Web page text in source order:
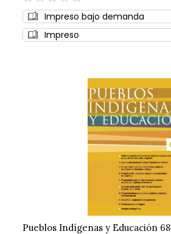
0%
Impreso bajo demanda
Impreso
Pueblos Indígenas y Educación 68